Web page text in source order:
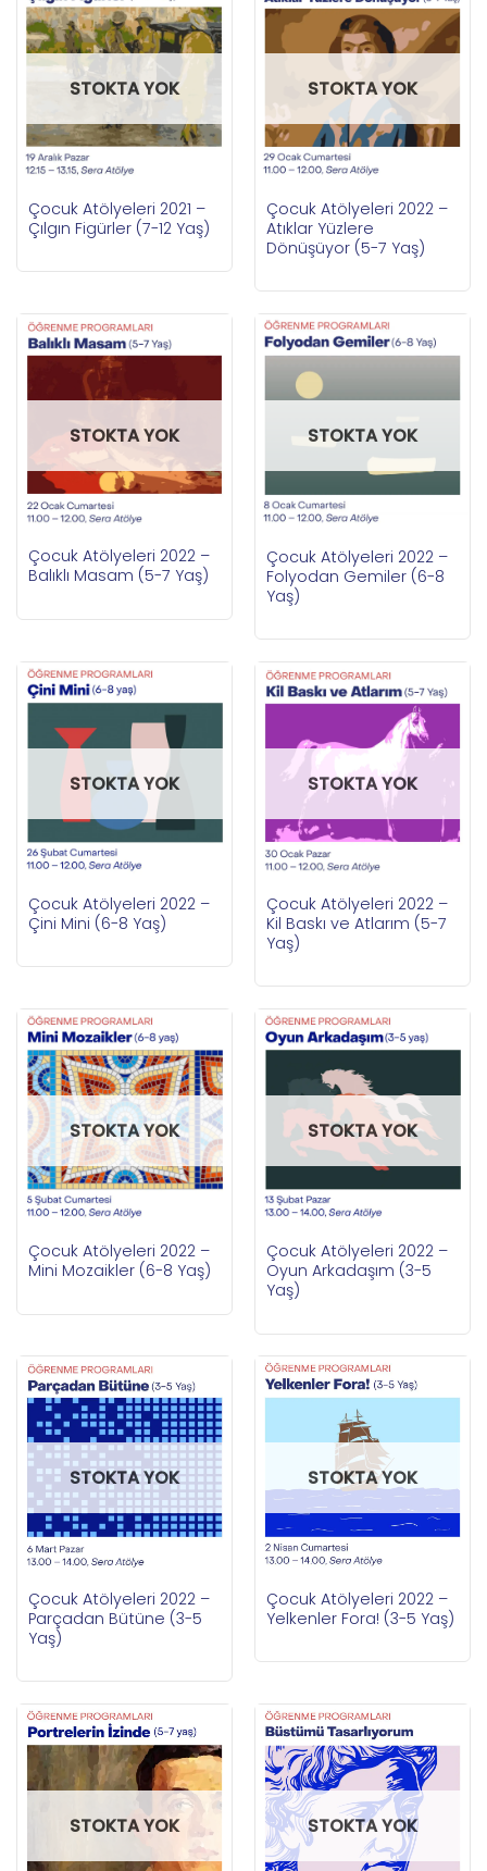
STOKTA YOK
Çocuk Atölyeleri 2021 –
Çılgın Figürler (7-12 Yaş)
STOKTA YOK
Çocuk Atölyeleri 2022 –
Atıklar Yüzlere
Dönüşüyor (5-7 Yaş)
STOKTA YOK
Çocuk Atölyeleri 2022 –
Balıklı Masam (5-7 Yaş)
STOKTA YOK
Çocuk Atölyeleri 2022 –
Folyodan Gemiler (6-8
Yaş)
STOKTA YOK
Çocuk Atölyeleri 2022 –
Çini Mini (6-8 Yaş)
STOKTA YOK
Çocuk Atölyeleri 2022 –
Kil Baskı ve Atlarım (5-7
Yaş)
STOKTA YOK
Çocuk Atölyeleri 2022 –
Mini Mozaikler (6-8 Yaş)
STOKTA YOK
Çocuk Atölyeleri 2022 –
Oyun Arkadaşım (3-5
Yaş)
STOKTA YOK
Çocuk Atölyeleri 2022 –
Parçadan Bütüne (3-5
Yaş)
STOKTA YOK
Çocuk Atölyeleri 2022 –
Yelkenler Fora! (3-5 Yaş)
STOKTA YOK STOKTA YOK